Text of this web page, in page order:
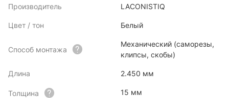
Производитель LACONISTIQ
Цвет / тон Белый
Способ монтажа
Механический (саморезы,
клипсы, скобы)
Длина 2.450 мм
Толщина 15 мм